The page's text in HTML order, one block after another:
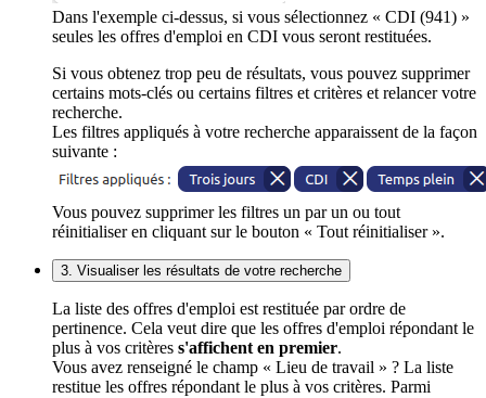
Dans l'exemple ci-dessus, si vous sélectionnez « CDI (941) »
seules les offres d'emploi en CDI vous seront restituées.
Si vous obtenez trop peu de résultats, vous pouvez supprimer
certains mots-clés ou certains filtres et critères et relancer votre
recherche.
Les filtres appliqués à votre recherche apparaissent de la façon
suivante :
Vous pouvez supprimer les filtres un par un ou tout
réinitialiser en cliquant sur le bouton « Tout réinitialiser ».
3. Visualiser les résultats de votre recherche
La liste des offres d'emploi est restituée par ordre de
pertinence. Cela veut dire que les offres d'emploi répondant le
plus à vos critères s'affichent en premier.
Vous avez renseigné le champ « Lieu de travail » ? La liste
restitue les offres répondant le plus à vos critères. Parmi